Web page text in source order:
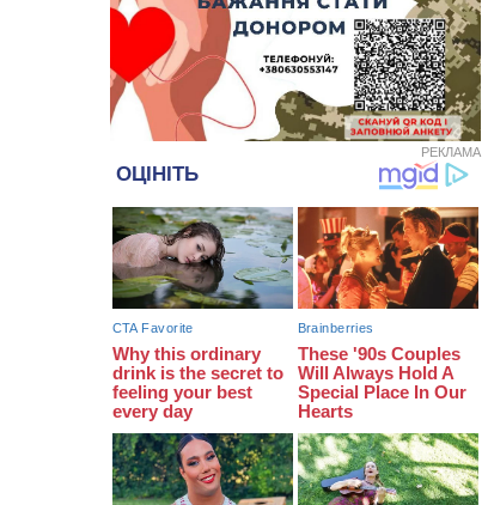
18:50
На Черкащині з початку року
зросла кількість постраждалих від
укусів тварин
18:15
Черкаська тренувальна квартира
стала прикладом для громад з
усієї України
17:40 ЧНУ увійшов до 50
найпопулярніших вишів України
серед вступників
17:07 На Хімселищі у Черкасах
облаштували новий контейнерний
майданчик
РЕКЛАМА